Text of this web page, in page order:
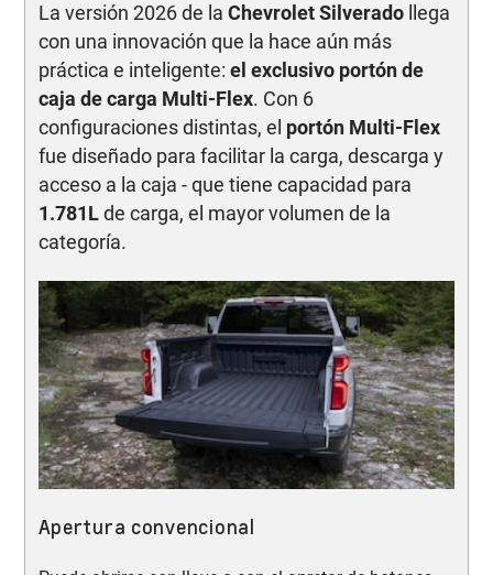
La versión 2026 de la Chevrolet Silveradollega
con una innovación que la hace aún más
práctica e inteligente: el exclusivo portón de
caja de carga Multi-Flex. Con 6
configuraciones distintas, el portón Multi-Flex
fue diseñado para facilitar la carga, descarga y
acceso a la caja - que tiene capacidad para
1.781Lde carga, el mayor volumen de la
categoría.
Apertura convencional